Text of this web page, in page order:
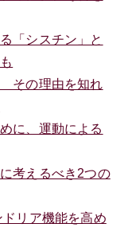
「シスチン」と
その理由を知れ
に、運動による
考えるべき2つの
リア機能を高め